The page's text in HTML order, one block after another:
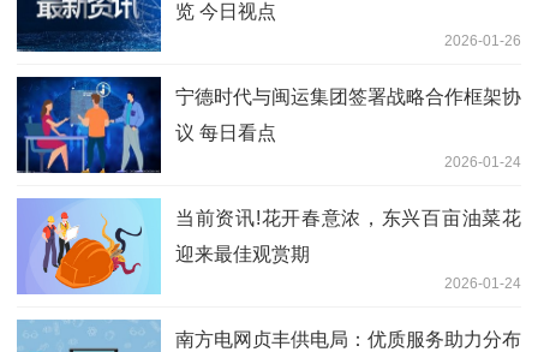
览 今日视点
2026-01-26
宁德时代与闽运集团签署战略合作框架协
议 每日看点
2026-01-24
当前资讯!花开春意浓，东兴百亩油菜花
迎来最佳观赏期
2026-01-24
南方电网贞丰供电局：优质服务助力分布